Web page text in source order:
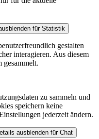
für Statistik
gestalten
interagieren. Aus diesem
gesammelt.
zu sammeln und
speichern keine
jederzeit ändern.
ausblenden für Chat